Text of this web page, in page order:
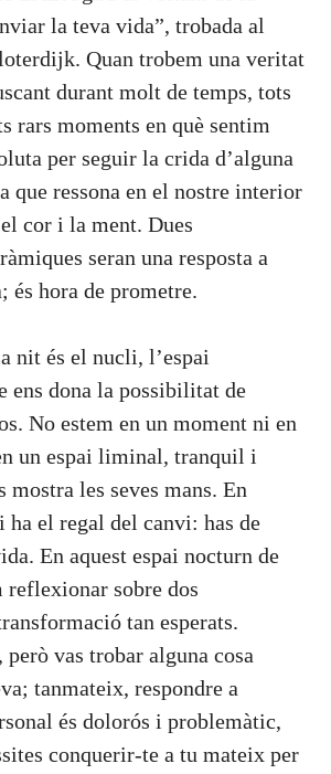
la teva vida”, trobada al
Quan trobem una veritat
durant molt de temps, tots
rars moments en què sentim
per seguir la crida d’alguna
que ressona en el nostre interior
cor i la ment. Dues
seran una resposta a
és hora de prometre.
nit és el nucli, l’espai
ens dona la possibilitat de
No estem en un moment ni en
un espai liminal, tranquil i
mostra les seves mans. En
ha el regal del canvi: has de
En aquest espai nocturn de
reflexionar sobre dos
tan esperats.
però vas trobar alguna cosa
tanmateix, respondre a
és dolorós i problemàtic,
conquerir-te a tu mateix per